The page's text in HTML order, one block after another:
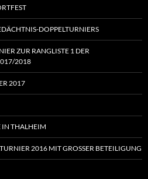
DOPPELTURNIERS
ZUR RANGLISTE 1 DER
2018
2017
IN THALHEIM
2016 MIT GROSSER BETEILIGUNG